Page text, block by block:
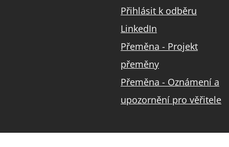
Přihlásit k odběru
LinkedIn
Přeměna - Projekt
přeměny
Přeměna - Oznámení a
upozornění pro věřitele